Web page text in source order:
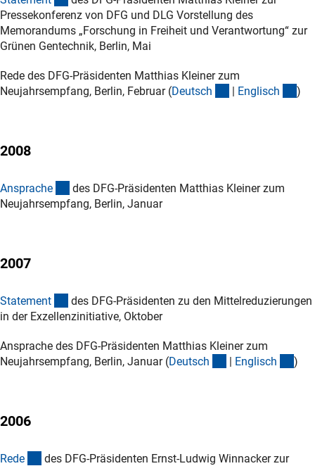
Pressekonferenz von DFG und DLG Vorstellung des
Memorandums „Forschung in Freiheit und Verantwortung“ zur
Grünen Gentechnik, Berlin, Mai
Rede des DFG-Präsidenten Matthias Kleiner zum
Neujahrsempfang, Berlin, Februar (Deutsch (Download)
| Englisch )
2008
Ansprache (Download)
des DFG-Präsidenten Matthias Kleiner zum
Neujahrsempfang, Berlin, Januar
2007
Statement (Download)
des DFG-Präsidenten zu den Mittelreduzierungen
in der Exzellenzinitiative, Oktober
Ansprache des DFG-Präsidenten Matthias Kleiner zum
Neujahrsempfang, Berlin, Januar (Deutsch (Download)
| Englisch )
2006
Rede (Download)
des DFG-Präsidenten Ernst-Ludwig Winnacker zur